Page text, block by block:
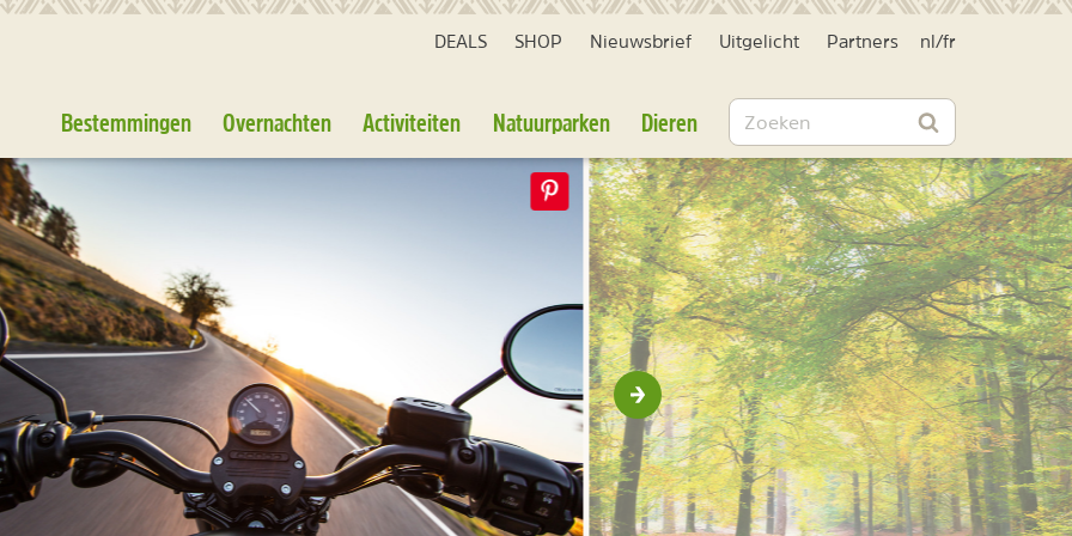
DEALS SHOP Nieuwsbrief Uitgelicht Partners nl /fr
Bestemmingen Overnachten Activiteiten Natuurparken Dieren Zoeken
Zoeken
Volgende